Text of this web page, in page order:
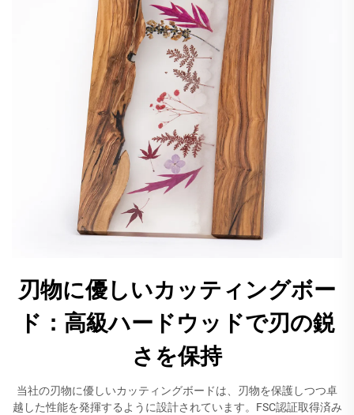
刃物に優しいカッティングボー
ド：高級ハードウッドで刃の鋭
さを保持
当社の刃物に優しいカッティングボードは、刃物を保護しつつ卓
越した性能を発揮するように設計されています。FSC認証取得済み